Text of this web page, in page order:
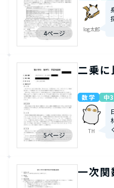
4ページ log太郎
5ページ
二乗
数学 中3
TH
一次